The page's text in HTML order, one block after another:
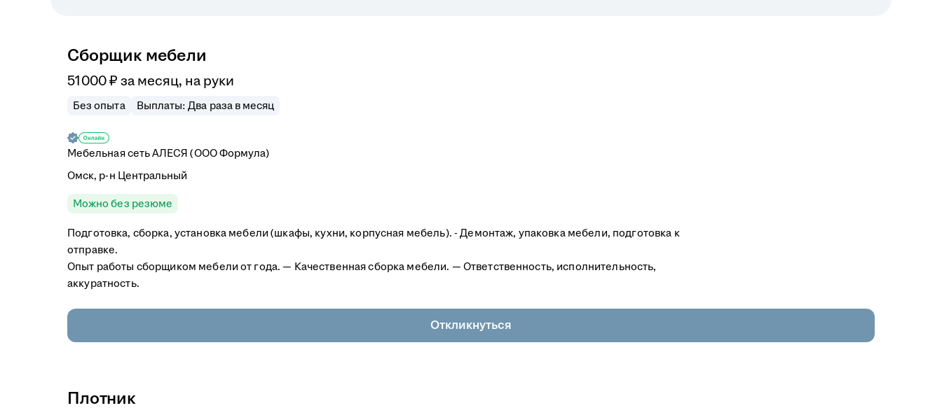
Сборщик мебели
51 000₽ за месяц, на руки
Без опыта Выплаты: Два раза в месяц
Мебельная сеть АЛЕСЯ (ООО Формула)
Омск, р-н Центральный
Можно без резюме
Подготовка, сборка, установка мебели (шкафы, кухни, корпусная мебель). - Демонтаж, упаковка мебели, подготовка к
отправке.
Опыт работы сборщиком мебели от года. — Качественная сборка мебели. — Ответственность, исполнительность,
аккуратность.
Откликнуться
Плотник